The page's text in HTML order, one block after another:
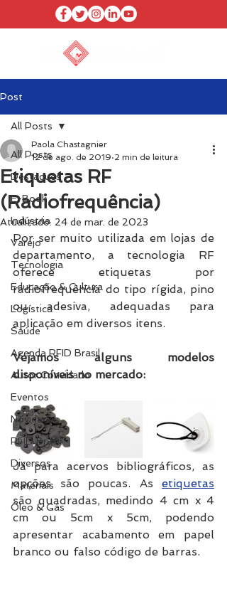
Post
All Posts
Destaques
E-Book
Indústria
Varejo
Tecnologia
Educação & Cultura
Logística
Saúde
Agenda RFID Brasil
Autor Convidado
Eventos
Novidades
RFID Brasil
Diversos
Materiais
Óleo & Gás
All Posts
Etiquetas RF
(Radiofrequência)
Paola Chastagnier
12 de ago. de 2019 2 min de leitura
Atualizado: 24 de mar. de 2023
Por ser muito utilizada em lojas de
departamento, a tecnologia RF
oferece etiquetas por
radiofrequência do tipo rígida, pino
ou adesiva, adequadas para
aplicação em diversos itens.
Vejamos alguns modelos
disponíveis no mercado:
Já para acervos bibliográficos, as
opções são poucas. As etiquetas
são quadradas, medindo 4 cm x 4
cm ou 5cm x 5cm, podendo
apresentar acabamento em papel
branco ou falso código de barras.